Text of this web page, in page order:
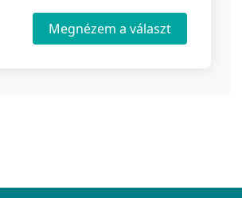
Megnézem a választ